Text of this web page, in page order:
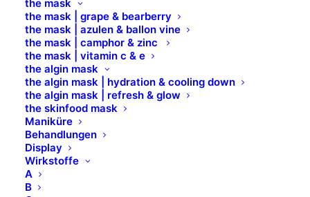
the mask
the mask | grape & bearberry
the mask | azulen & ballon vine
the mask | camphor & zinc
the mask | vitamin c & e
the algin mask
the algin mask | hydration & cooling down
the algin mask | refresh & glow
the skinfood mask
Maniküre
Behandlungen
Display
Wirkstoffe
A
B
Design trifft
Präsizion
Leicht, handlich und perfekt für